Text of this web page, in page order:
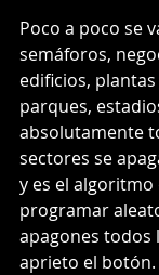
Poco a poco se
semáforos,
edificios,
parques,
absolutamente
sectores se
y es el
programar
apagones todos
aprieto el